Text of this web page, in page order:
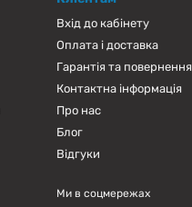
Вхід до кабінету
Оплата і доставка
Гарантія та повернення
Контактна інформація
Про нас
Блог
Відгуки
Ми в соцмережах